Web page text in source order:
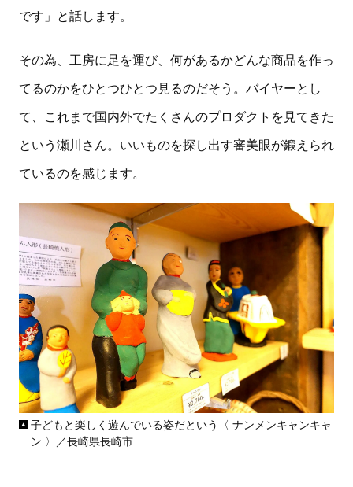
です」と話します。
その為、工房に足を運び、何があるかどんな商品を作っ
てるのかをひとつひとつ見るのだそう。バイヤーとし
て、これまで国内外でたくさんのプロダクトを見てきた
という瀬川さん。いいものを探し出す審美眼が鍛えられ
ているのを感じます。
子どもと楽しく遊んでいる姿だという〈 ナンメンキャンキャ
ン 〉／長崎県長崎市